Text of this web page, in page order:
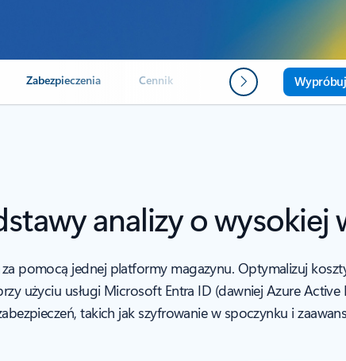
Zabezpieczenia Cennik Historie klientów
analizy o wysokiej
pomocą jednej platformy magazynu. Optymalizuj
użyciu usługi Microsoft Entra ID (dawniej Azure
takich jak szyfrowanie w spoczynku i